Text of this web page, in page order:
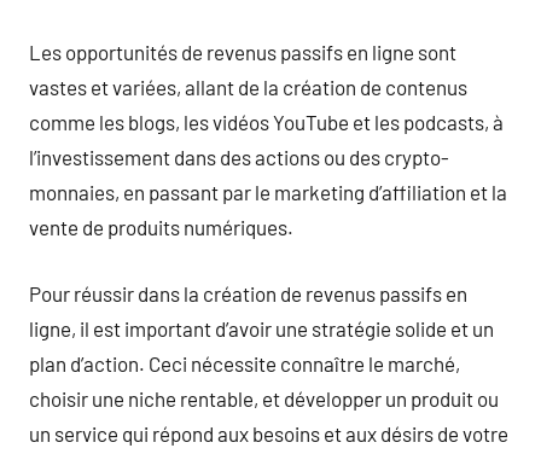
Les opportunités de revenus passifs en ligne sont
vastes et variées, allant de la création de contenus
comme les blogs, les vidéos YouTube et les podcasts, à
l’investissement dans des actions ou des crypto-
monnaies, en passant par le marketing d’affiliation et la
vente de produits numériques.
Pour réussir dans la création de revenus passifs en
ligne, il est important d’avoir une stratégie solide et un
plan d’action. Ceci nécessite connaître le marché,
choisir une niche rentable, et développer un produit ou
un service qui répond aux besoins et aux désirs de votre